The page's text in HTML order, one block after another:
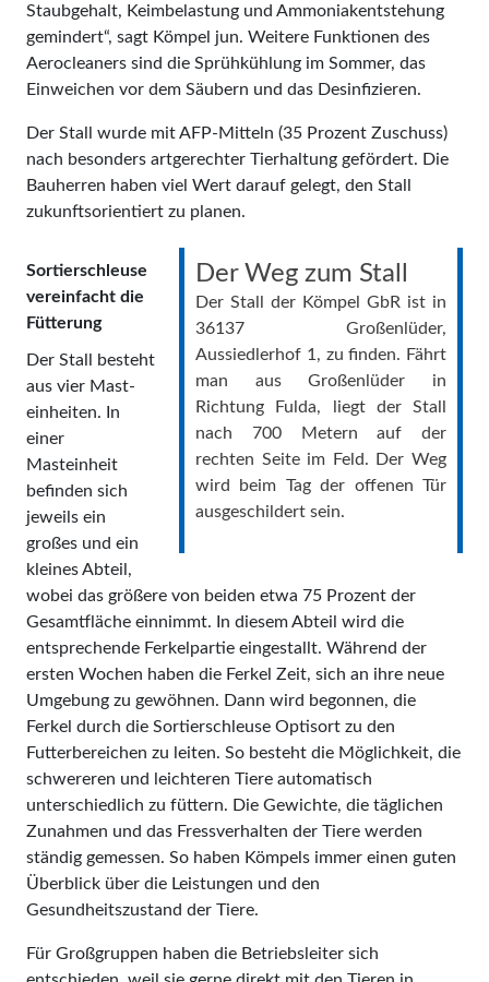
Staubgehalt, Keimbelastung und Ammoniakentstehung
gemindert“, sagt Kömpel jun. Weitere Funktionen des
Aerocleaners sind die Sprühkühlung im Sommer, das
Einweichen vor dem Säubern und das Desinfizieren.
Der Stall wurde mit AFP-Mitteln (35 Prozent Zuschuss)
nach besonders artgerechter Tierhaltung gefördert. Die
Bauherren haben viel Wert darauf gelegt, den Stall
zukunftsorientiert zu planen.
Der Weg zum Stall
Der Stall der Kömpel GbR ist in
36137 Großenlüder,
Aussiedlerhof 1, zu finden. Fährt
man aus Großenlüder in
Richtung Fulda, liegt der Stall
nach 700 Metern auf der
rechten Seite im Feld. Der Weg
wird beim Tag der offenen Tür
ausgeschildert sein.
Sortierschleuse
vereinfacht die
Fütterung
Der Stall besteht
aus vier Mast­
einheiten. In
einer
Masteinheit
befinden sich
jeweils ein
großes und ein
kleines Abteil,
wobei das größere von beiden etwa 75 Prozent der
Gesamtfläche einnimmt. In diesem Abteil wird die
entsprechende Ferkelpartie eingestallt. Während der
ersten Wochen haben die Ferkel Zeit, sich an ihre neue
Umgebung zu gewöhnen. Dann wird begonnen, die
Ferkel durch die Sortierschleuse Optisort zu den
Futterbereichen zu leiten. So besteht die Möglichkeit, die
schwereren und leichteren Tiere automatisch
unterschiedlich zu füttern. Die Gewichte, die täglichen
Zunahmen und das Fressverhalten der Tiere werden
ständig gemessen. So haben Kömpels immer einen guten
Überblick über die Leistungen und den
Gesundheitszustand der Tiere.
Für Großgruppen haben die Betriebsleiter sich